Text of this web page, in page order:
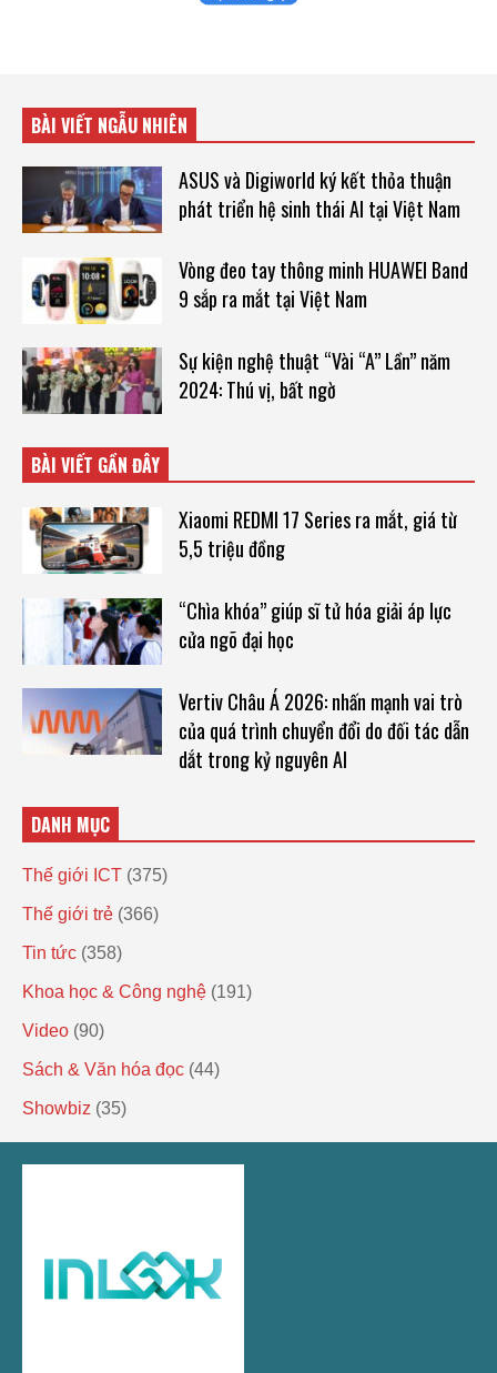
BÀI VIẾT NGẪU NHIÊN
ASUS và Digiworld ký kết thỏa thuận
phát triển hệ sinh thái AI tại Việt Nam
Vòng đeo tay thông minh HUAWEI Band
9 sắp ra mắt tại Việt Nam
Sự kiện nghệ thuật “Vài “A” Lần” năm
2024: Thú vị, bất ngờ
BÀI VIẾT GẦN ĐÂY
Xiaomi REDMI 17 Series ra mắt, giá từ
5,5 triệu đồng
“Chìa khóa” giúp sĩ tử hóa giải áp lực
cửa ngõ đại học
Vertiv Châu Á 2026: nhấn mạnh vai trò
của quá trình chuyển đổi do đối tác dẫn
dắt trong kỷ nguyên AI
DANH MỤC
Thế giới ICT (375)
Thế giới trẻ (366)
Tin tức (358)
Khoa học & Công nghệ (191)
Video (90)
Sách & Văn hóa đọc (44)
Showbiz (35)